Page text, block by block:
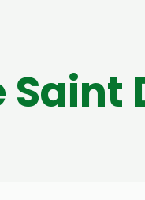
Saint